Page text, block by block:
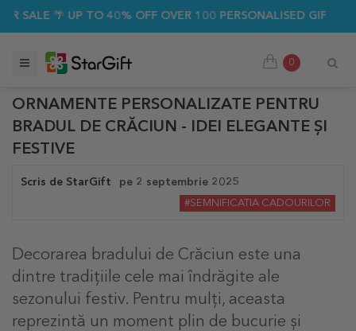
SALE 🌴 UP TO 40% OFF OVER 100 PERSONALISED GIFTS ☀️
0
ORNAMENTE PERSONALIZATE PENTRU
BRADUL DE CRĂCIUN - IDEI ELEGANTE ȘI
FESTIVE
Scris de StarGift pe 2 septembrie 2025
#SEMNIFICATIA CADOURILOR
Decorarea bradului de Crăciun este una
dintre tradițiile cele mai îndrăgite ale
sezonului festiv. Pentru mulți, aceasta
reprezintă un moment plin de bucurie și